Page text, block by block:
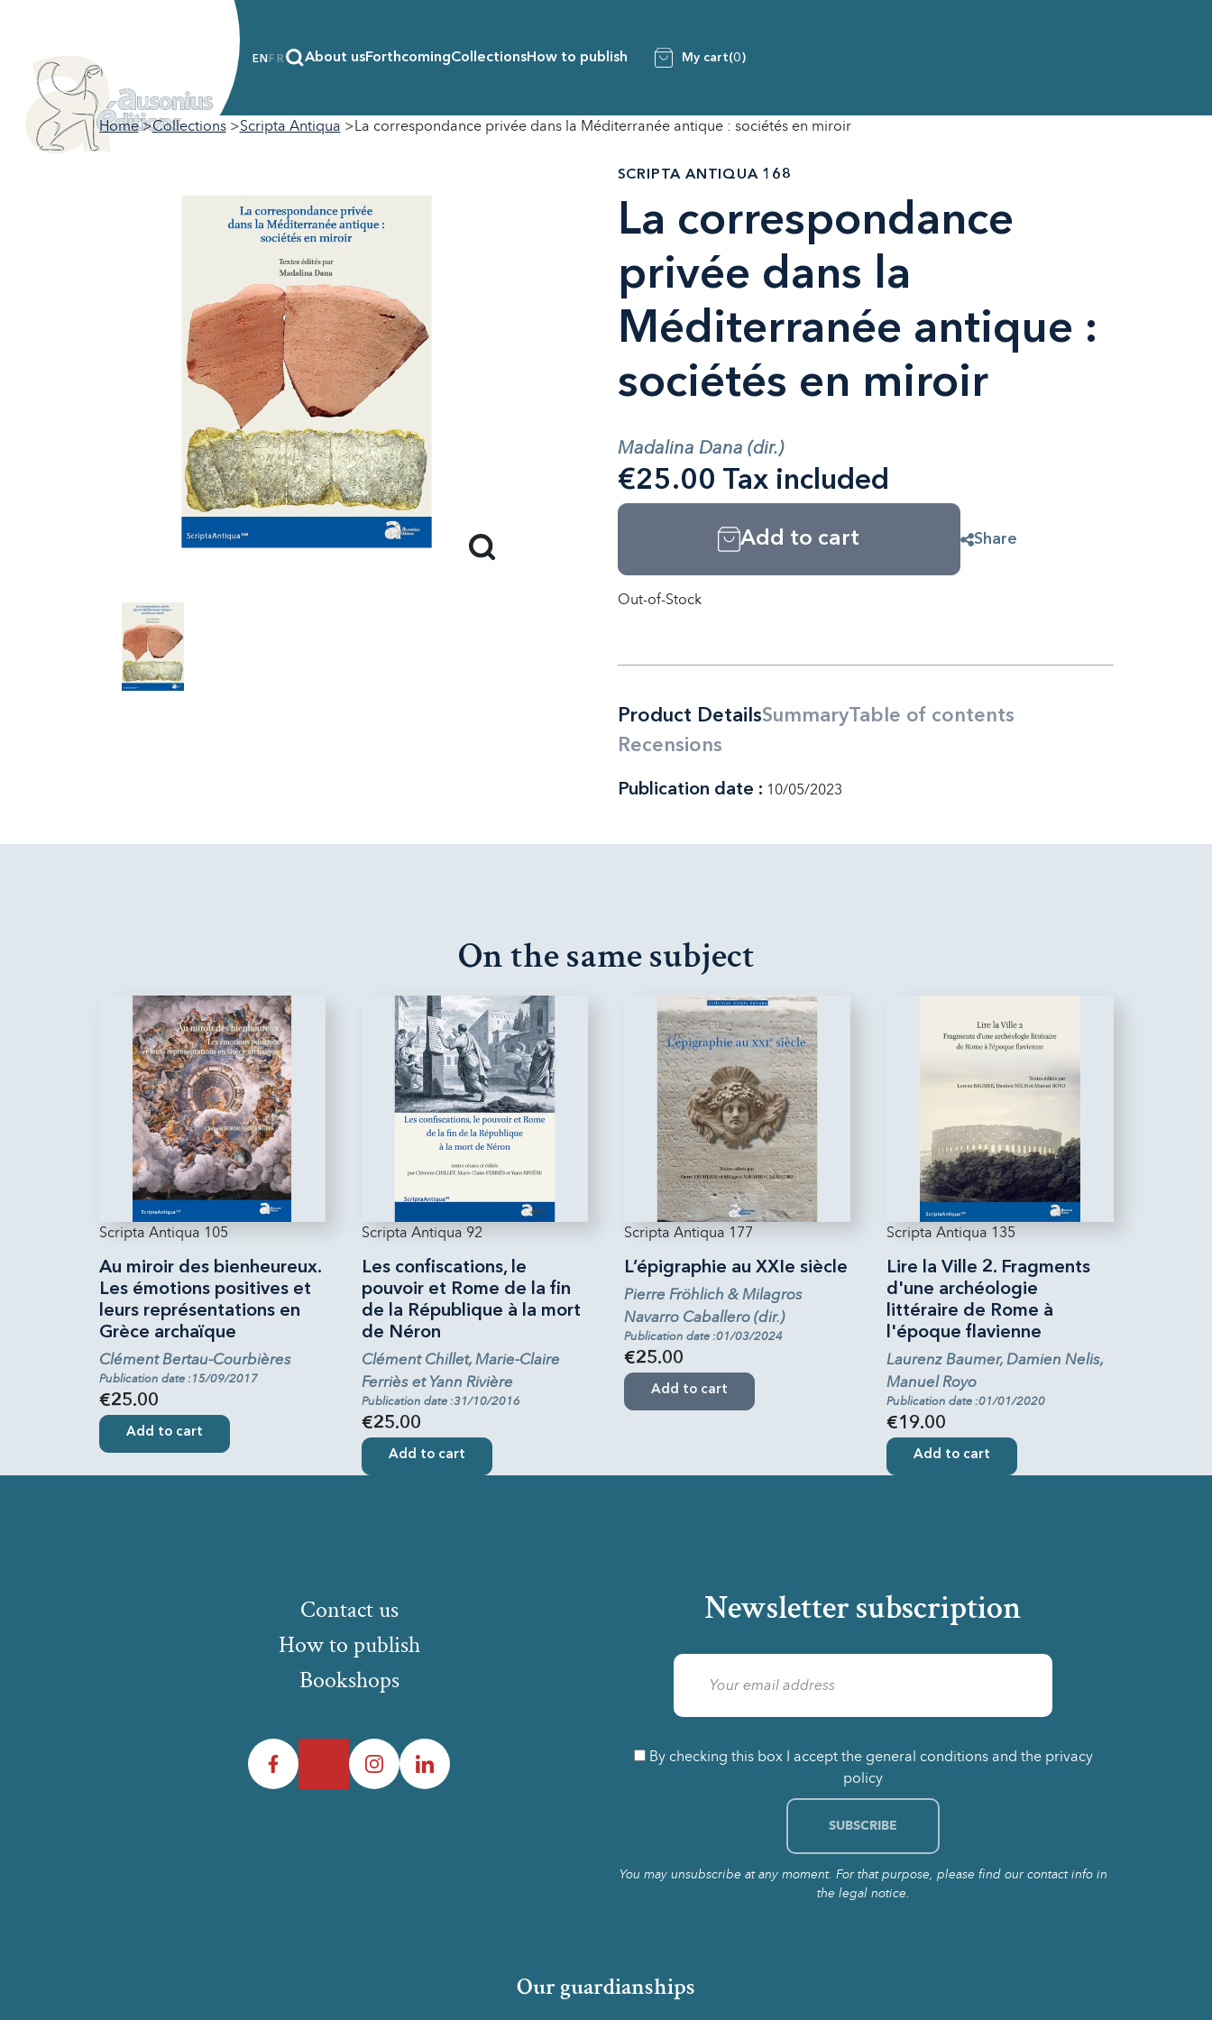
FR
EN About usForthcomingCollectionsHow to publish My cart(0)
Home Collections Scripta Antiqua La correspondance privée dans la Méditerranée antique : sociétés en miroir
SCRIPTA ANTIQUA 168
La correspondance
privée dans la
Méditerranée antique :
sociétés en miroir
Madalina Dana (dir.)
€25.00 Tax included
Add to cart Share
Out-of-Stock
Product DetailsSummaryTable of contents
Recensions
Publication date : 10/05/2023
On the same subject
Scripta Antiqua 105
Au miroir des bienheureux.
Les émotions positives et
leurs représentations en
Grèce archaïque
Clément Bertau-Courbières
Publication date :15/09/2017
€25.00
Add to cart
Scripta Antiqua 92
Les confiscations, le
pouvoir et Rome de la fin
de la République à la mort
de Néron
Clément Chillet, Marie-Claire
Ferriès et Yann Rivière
Publication date :31/10/2016
€25.00
Add to cart
Scripta Antiqua 177
L’épigraphie au XXIe siècle
Pierre Fröhlich & Milagros
Navarro Caballero (dir.)
Publication date :01/03/2024
€25.00
Add to cart
Scripta Antiqua 135
Lire la Ville 2. Fragments
d'une archéologie
littéraire de Rome à
l'époque flavienne
Laurenz Baumer, Damien Nelis,
Manuel Royo
Publication date :01/01/2020
€19.00
Add to cart
Newsletter subscription
By checking this box I accept the general conditions and the privacy
policy
You may unsubscribe at any moment. For that purpose, please find our contact info in
the legal notice.
How to publish
Bookshops
Contact us
Facebook InstagramLinkedIn
Our guardianships